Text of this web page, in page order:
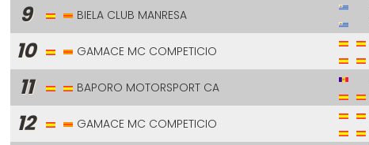
9 BIELA CLUB MANRESA
10 GAMACE MC COMPETICIO
11 BAPORO MOTORSPORT CA
12 GAMACE MC COMPETICIO